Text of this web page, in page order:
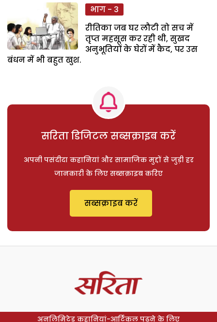
भाग - 3
रीतिका जब घर लौटी तो सच में
तृप्त महसूस कर रही थी, सुखद
अनुभूतियों के घेरों में कैद, पर उस
बंधन में भी बहुत खुश.
सरिता डिजिटल सब्सक्राइब करें
अपनी पसंदीदा कहानियां और सामाजिक मुद्दों से जुड़ी हर
जानकारी के लिए सब्सक्राइब करिए
सब्सक्राइब करें
अनलिमिटेड कहानियां-आर्टिकल पढ़ने के लिए